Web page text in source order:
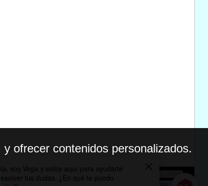
PRIVACIDAD
ofrecer contenidos personalizados.